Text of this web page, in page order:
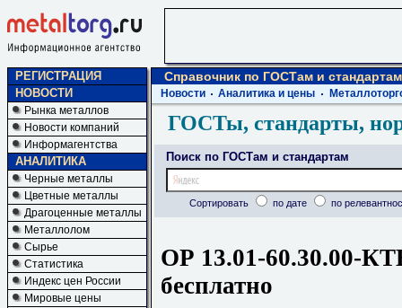
РЕГИСТРАЦИЯ
НОВОСТИ
Рынка металлов
Новости компаний
Информагентства
АНАЛИТИКА
Черные металлы
Цветные металлы
Драгоценные металлы
Металлолом
Сырье
Статистика
Индекс цен России
Мировые цены
Справочник по ГОСТам и стандартам
Новости Аналитика и цены
ГОСТы, стандарты,
Поиск по ГОСТам и стандартам
Сортировать по дате по
ОР 13.01-60.30.00-
бесплатно